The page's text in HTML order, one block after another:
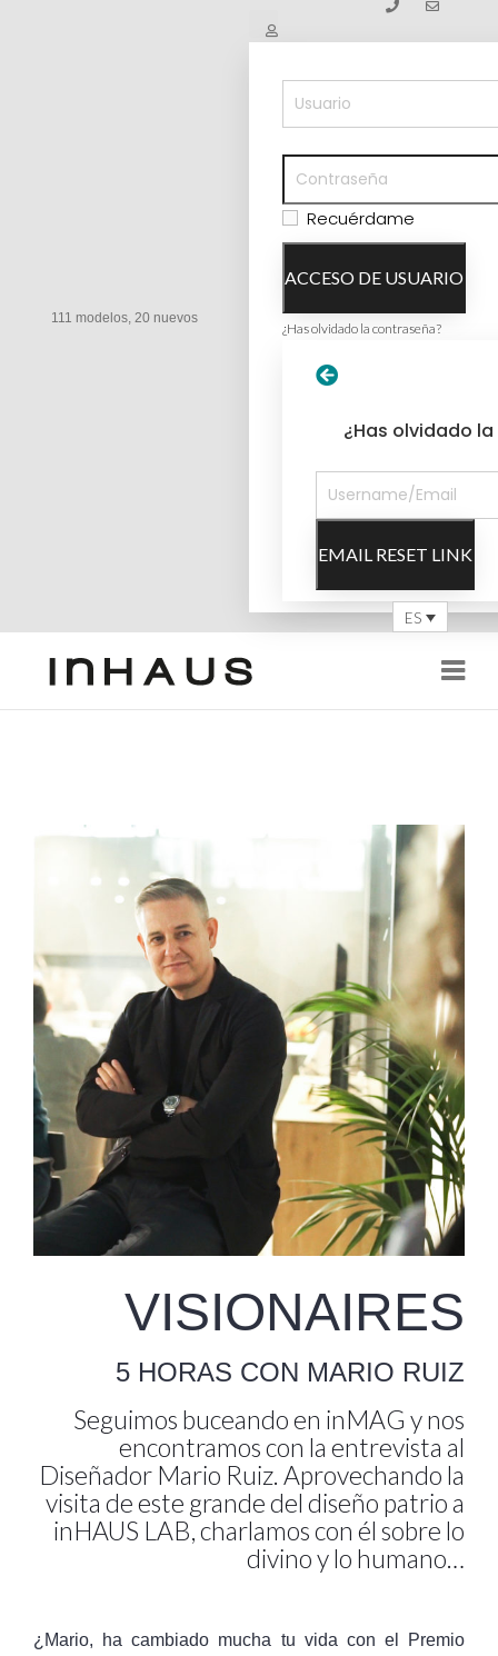
111 modelos, 20 nuevos
Recuérdame
ACCESO DE USUARIO
¿Has olvidado la contraseña?
¿Has olvidado
EMAIL RESET LINK
ES
VISIONAIRES
5 HORAS CON MARIO RUIZ
Seguimos buceando en inMAG y nos
encontramos con la entrevista al
Diseñador Mario Ruiz. Aprovechando la
visita de este grande del diseño patrio a
inHAUS LAB, charlamos con él sobre lo
divino y lo humano…
¿Mario, ha cambiado mucha tu vida con el Premio